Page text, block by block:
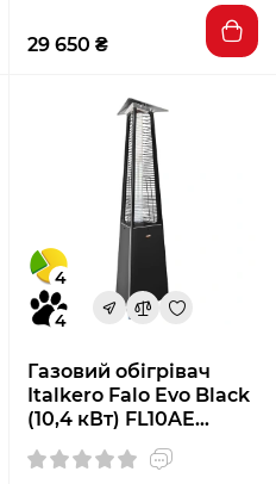
29 650 ₴
4
4
Газовий обігрівач
Italkero Falo Evo Black
(10,4 кВт) FL10AE